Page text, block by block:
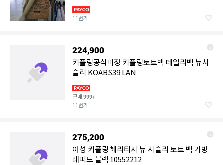
11번가
224,900
키플링공식매장 키플링토트백 데일리백 뉴시
슬리 KOABS39 LAN
구매999+
11번가
275,200
여성 키플링 헤리티지 뉴 시슬리 토트 백 가방
래피드 블랙 10552212